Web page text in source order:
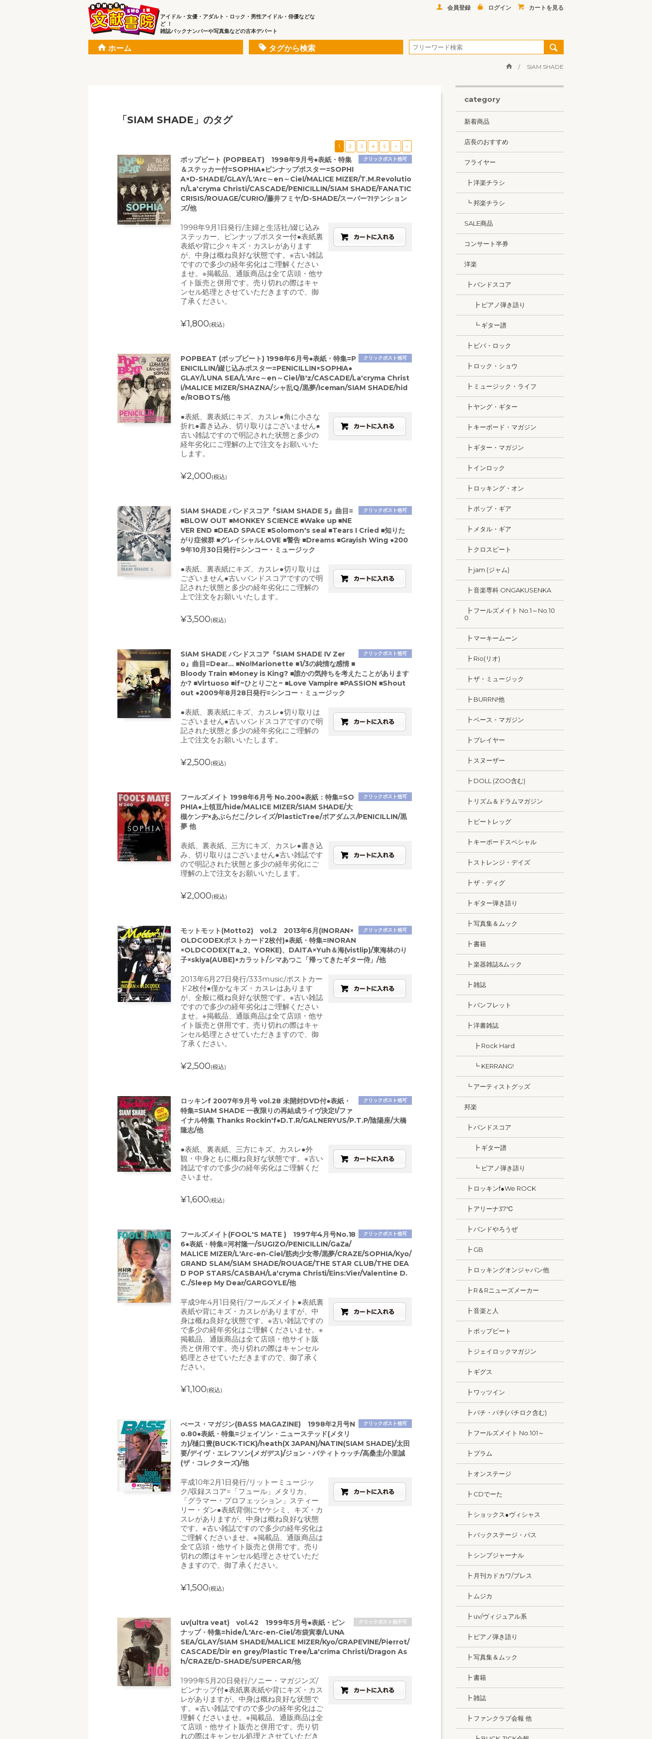
アイドル・女優・アダルト・ロック・男性アイドル・俳優などな
ど ！
雑誌バックナンバーや写真集などの古本デパート
会員登録 ログイン カートを見る
ホーム タグから検索
SIAM SHADE
「SIAM SHADE」のタグ
1 2 3 4 5 > »
クリックポスト他可
ポップビート (POPBEAT) 1998年9月号●表紙・特集
＆ステッカー付=SOPHIA●ピンナップポスター=SOPHI
A×D-SHADE/GLAY/L'Arc～en～Ciel/MALICE MIZER/T.M.Revolutio
n/La'cryma Christi/CASCADE/PENICILLIN/SIAM SHADE/FANATIC
CRISIS/ROUAGE/CURIO/藤井フミヤ/D-SHADE/スーパー?!テンション
ズ/他
1998年9月1日発行/主婦と生活社/綴じ込み
ステッカー、ピンナップポスター付●表紙裏
表紙や背に少々キズ・カスレがあります
が、中身は概ね良好な状態です。※古い雑誌
ですので多少の経年劣化はご理解ください
ませ。※掲載品、通販商品は全て店頭・他サ
イト販売と併用です。売り切れの際はキャ
ンセル処理とさせていただきますので、御
了承ください。
¥1,800(税込)
クリックポスト他可
POPBEAT (ポップビート) 1998年6月号●表紙・特集=P
ENICILLIN/綴じ込みポスター=PENICILLIN×SOPHIA●
GLAY/LUNA SEA/L'Arc～en～Ciel/B'z/CASCADE/La'cryma Christ
i/MALICE MIZER/SHAZNA/シャ乱Q/黒夢/Iceman/SIAM SHADE/hid
e/ROBOTS/他
●表紙、裏表紙にキズ、カスレ●角に小さな
折れ●書き込み、切り取りはございません●
古い雑誌ですので明記された状態と多少の
経年劣化にご理解の上で注文をお願いいた
します。
¥2,000(税込)
クリックポスト他可
SIAM SHADE バンドスコア『SIAM SHADE 5』曲目=
■BLOW OUT ■MONKEY SCIENCE ■Wake up ■NE
VER END ■DEAD SPACE ■Solomon's seal ■Tears I Cried ■知りた
がり症候群 ■グレイシャルLOVE ■警告 ■Dreams ■Grayish Wing ●200
9年10月30日発行=シンコー・ミュージック
●表紙、裏表紙にキズ、カスレ●切り取りは
ございません●古いバンドスコアですので明
記された状態と多少の経年劣化にご理解の
上で注文をお願いいたします。
¥3,500(税込)
クリックポスト他可
SIAM SHADE バンドスコア『SIAM SHADE IV Zer
o』曲目=Dear… ■No!Marionette ■1/3の純情な感情 ■
Bloody Train ■Money is King? ■誰かの気持ちを考えたことがあります
か? ■Virtuoso ■if~ひとりごと~ ■Love Vampire ■PASSION ■Shout
out ●2009年8月28日発行=シンコー・ミュージック
●表紙、裏表紙にキズ、カスレ●切り取りは
ございません●古いバンドスコアですので明
記された状態と多少の経年劣化にご理解の
上で注文をお願いいたします。
¥2,500(税込)
クリックポスト他可
フールズメイト 1998年6月号 No.200●表紙：特集=SO
PHIA●上領亘/hide/MALICE MIZER/SIAM SHADE/大
槻ケンヂ×あぶらだこ/クレイズ/PlasticTree/ボアダムス/PENICILLIN/黒
夢 他
表紙、裏表紙、三方にキズ、カスレ●書き込
み、切り取りはございません●古い雑誌です
ので明記された状態と多少の経年劣化にご
理解の上で注文をお願いいたします。
¥2,000(税込)
クリックポスト他可
モットモット(Motto2) vol.2 2013年6月(INORAN×
OLDCODEXポストカード2枚付)●表紙・特集=INORAN
×OLDCODEX(Ta_2、YORKE)、DAITA×Yuh＆海(vistlip)/東海林のり
子×skiya(AUBE)×カラット/シマあつこ「帰ってきたギター侍」/他
2013年6月27日発行/333music/ポストカー
ド2枚付●僅かなキズ・カスレはあります
が、全般に概ね良好な状態です。※古い雑誌
ですので多少の経年劣化はご理解ください
ませ。※掲載品、通販商品は全て店頭・他サ
イト販売と併用です。売り切れの際はキャ
ンセル処理とさせていただきますので、御
了承ください。
¥2,500(税込)
クリックポスト他可
ロッキンf 2007年9月号 vol.28 未開封DVD付●表紙・
特集=SIAM SHADE 一夜限りの再結成ライヴ決定!/ファ
イナル特集 Thanks Rockin'f●D.T.R/GALNERYUS/P.T.P/陰陽座/大橋
隆志/他
●表紙、裏表紙、三方にキズ、カスレ●外
観・中身ともに概ね良好な状態です。※古い
雑誌ですので多少の経年劣化はご理解くだ
さいませ。
¥1,600(税込)
クリックポスト他可
フールズメイト(FOOL'S MATE ) 1997年4月号No.18
6●表紙・特集=河村隆一/SUGIZO/PENICILLIN/GaZa/
MALICE MIZER/L'Arc-en-Ciel/筋肉少女帯/黒夢/CRAZE/SOPHIA/Kyo/
GRAND SLAM/SIAM SHADE/ROUAGE/THE STAR CLUB/THE DEA
D POP STARS/CASBAH/La'cryma Christi/Eins:Vier/Valentine D.
C./Sleep My Dear/GARGOYLE/他
平成9年4月1日発行/フールズメイト●表紙裏
表紙や背にキズ・カスレがありますが、中
身は概ね良好な状態です。※古い雑誌ですの
で多少の経年劣化はご理解くださいませ。※
掲載品、通販商品は全て店頭・他サイト販
売と併用です。売り切れの際はキャンセル
処理とさせていただきますので、御了承く
ださい。
¥1,100(税込)
クリックポスト他可
べース・マガジン(BASS MAGAZINE) 1998年2月号N
o.80●表紙・特集=ジェイソン・ニューステッド(メタリ
カ)/樋口豊(BUCK-TICK)/heath(X JAPAN)/NATIN(SIAM SHADE)/太田
要/デイヴ・エレフソン(メガデス)/ジョン・パティトゥッチ/高桑圭/小里誠
(ザ・コレクターズ)/他
平成10年2月1日発行/リットーミュージッ
ク/収録スコア=「フュール」メタリカ、
「グラマー・プロフェッション」スティー
リー・ダン●表紙背側にヤケシミ、キズ・カ
スレがありますが、中身は概ね良好な状態
です。※古い雑誌ですので多少の経年劣化は
ご理解くださいませ。※掲載品、通販商品は
全て店頭・他サイト販売と併用です。売り
切れの際はキャンセル処理とさせていただ
きますので、御了承ください。
¥1,500(税込)
クリックポスト他不可
uv(ultra veat) vol.42 1999年5月号●表紙・ピン
ナップ・特集=hide/L'Arc-en-Ciel/布袋寅泰/LUNA
SEA/GLAY/SIAM SHADE/MALICE MIZER/Kyo/GRAPEVINE/Pierrot/
CASCADE/Dir en grey/Plastic Tree/La'crima Christi/Dragon As
h/CRAZE/D-SHADE/SUPERCAR/他
1999年5月20日発行/ソニー・マガジンズ/
ピンナップ付●表紙裏表紙や背にキズ・カス
レがありますが、中身は概ね良好な状態で
す。※古い雑誌ですので多少の経年劣化はご
理解くださいませ。※掲載品、通販商品は全
て店頭・他サイト販売と併用です。売り切
れの際はキャンセル処理とさせていただき
category
新着商品
店長のおすすめ
フライヤー
┣ 洋楽チラシ
┗ 邦楽チラシ
SALE商品
コンサート半券
洋楽
┣ バンドスコア
┣ ピアノ弾き語り
┗ ギター譜
┣ ビバ・ロック
┣ ロック・ショウ
┣ ミュージック・ライフ
┣ ヤング・ギター
┣ キーボード・マガジン
┣ ギター・マガジン
┣ インロック
┣ ロッキング・オン
┣ ポップ・ギア
┣ メタル・ギア
┣ クロスビート
┣ jam (ジャム)
┣ 音楽専科 ONGAKUSENKA
┣ フールズメイト No.1～No.10
0
┣ マーキームーン
┣ Rio(リオ)
┣ ザ・ミュージック
┣ BURRN!他
┣ ベース・マガジン
┣ プレイヤー
┣ スヌーザー
┣ DOLL (ZOO含む)
┣ リズム＆ドラムマガジン
┣ ビートレッグ
┣ キーボードスペシャル
┣ ストレンジ・デイズ
┣ ザ・ディグ
┣ ギター弾き語り
┣ 写真集＆ムック
┣ 書籍
┣ 楽器雑誌&ムック
┣ 雑誌
┣ パンフレット
┣ 洋書雑誌
┣ Rock Hard
┗ KERRANG!
┗ アーティストグッズ
邦楽
┣ バンドスコア
┣ ギター譜
┗ ピアノ弾き語り
┣ ロッキンf●We ROCK
┣ アリーナ37℃
┣ バンドやろうぜ
┣ GB
┣ ロッキングオンジャパン他
┣ R＆Rニューズメーカー
┣ 音楽と人
┣ ポップビート
┣ ジェイロックマガジン
┣ ギグス
┣ ワッツイン
┣ パチ・パチ(パチロク含む)
┣ フールズメイト No.101～
┣ プラム
┣ オンステージ
┣ CDでーた
┣ ショックス●ヴィシャス
┣ バックステージ・パス
┣ シンプジャーナル
┣ 月刊カドカワ/ブレス
┣ ムジカ
┣ uv/ヴィジュアル系
┣ ピアノ弾き語り
┣ 写真集＆ムック
┣ 書籍
┣ 雑誌
┣ ファンクラブ会報 他